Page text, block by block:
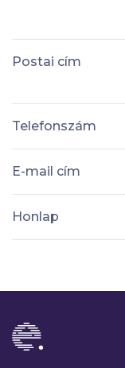
Postai cím
Telefonszám
E-mail cím
Honlap